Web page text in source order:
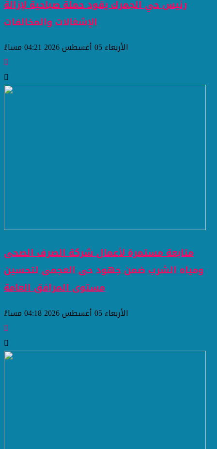
رئيس حي الجمرك يقود حملة صباحية لإزالة
الإشغالات والمخالفات
الأربعاء 05 أغسطس 2026 04:21 مساءً
متابعة مستمرة لأعمال شركة الصرف الصحى
ومياه الشرب ضمن جهود حى العجمى لتحسين
مستوى المرافق العامة
الأربعاء 05 أغسطس 2026 04:18 مساءً